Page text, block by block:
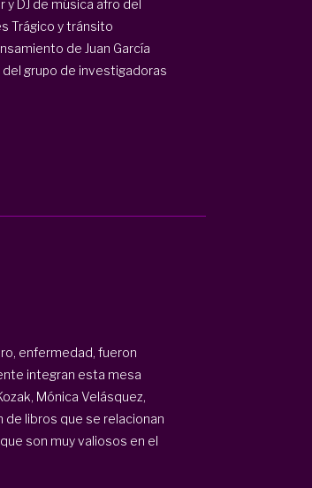
y DJ de música afro del
Trágico y tránsito
de Juan García
grupo de investigadoras
enfermedad, fueron
integran esta mesa
Mónica Velásquez,
de libros que se relacionan
son muy valiosos en el